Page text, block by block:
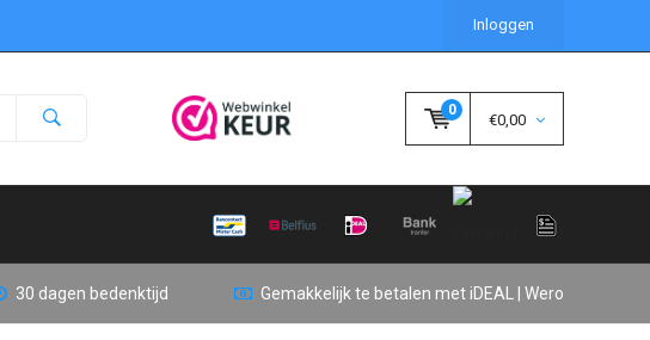
Inloggen
0
€0,00
30 dagen bedenktijd Gemakkelijk te betalen met iDEAL | Wero